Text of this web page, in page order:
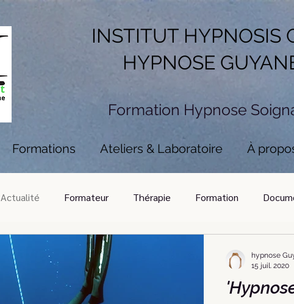
INSTITUT HYPNOSIS
HYPNOSE
Formation Hypnose
Formations Ateliers & Laboratoire À
Actualité Formateur Thérapie Formation
hypnose
15 juil. 2020